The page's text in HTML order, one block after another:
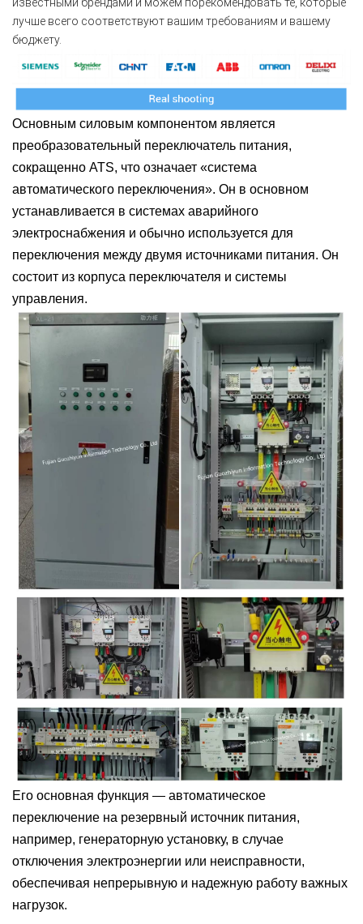
лучше всего соответствуют вашим требованиям и вашему
бюджету.
Основным силовым компонентом является
преобразовательный переключатель питания,
сокращенно ATS, что означает «система
автоматического переключения». Он в основном
устанавливается в системах аварийного
электроснабжения и обычно используется для
переключения между двумя источниками питания. Он
состоит из корпуса переключателя и системы
управления.
Его основная функция — автоматическое
переключение на резервный источник питания,
например, генераторную установку, в случае
отключения электроэнергии или неисправности,
обеспечивая непрерывную и надежную работу важных
нагрузок.